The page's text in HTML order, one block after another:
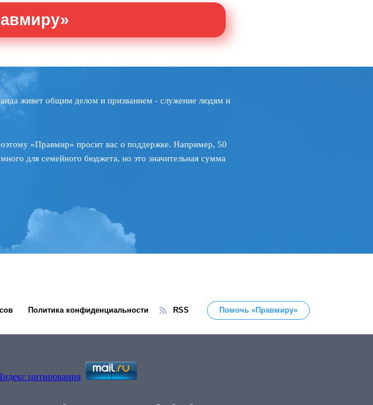
живет общим делом и призванием - служение людям и
«Правмир» просит вас о поддержке. Например, 50
для семейного бюджета, но это значительная сумма
Политика конфиденциальности RSS Помочь «Правмиру»